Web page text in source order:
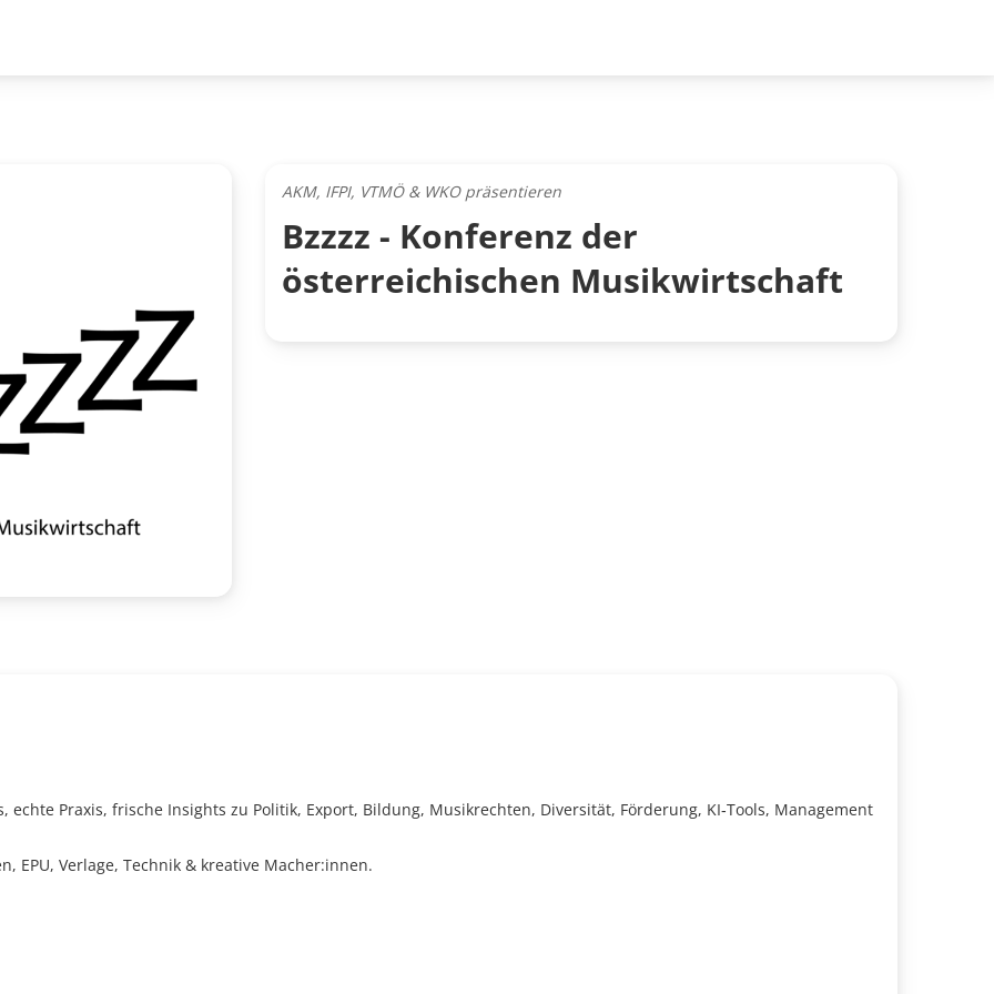
AKM, IFPI, VTMÖ & WKO präsentieren
Bzzzz - Konferenz der
österreichischen Musikwirtschaft
echte Praxis, frische Insights zu Politik, Export, Bildung, Musikrechten, Diversität, Förderung, KI‑Tools, Management
EPU, Verlage, Technik & kreative Macher:innen.